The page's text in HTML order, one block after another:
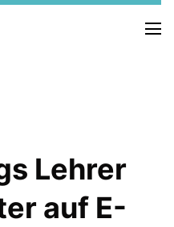
Lehrer
auf E-